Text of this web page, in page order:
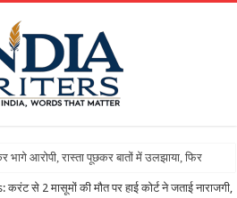
करंट से 2 मासूमों की मौत पर हाई कोर्ट ने जताई नाराजगी,